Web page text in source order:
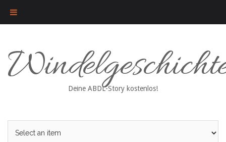
content
Deine ABDL-Story kostenlos!